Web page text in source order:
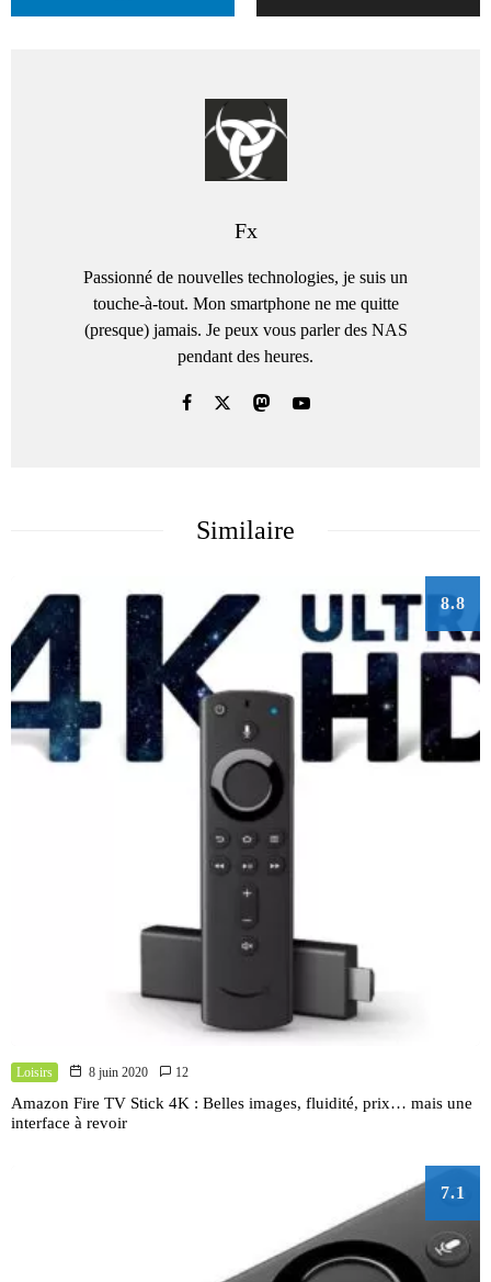
Fx
Passionné de nouvelles technologies, je suis un
touche-à-tout. Mon smartphone ne me quitte
(presque) jamais. Je peux vous parler des NAS
pendant des heures.
Similaire
8.8
Loisirs 8 juin 2020 12
Amazon Fire TV Stick 4K : Belles images, fluidité, prix… mais une
interface à revoir
7.1